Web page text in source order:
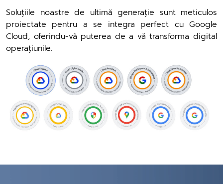
Soluțiile noastre de ultimă generație sunt meticulos
proiectate pentru a se integra perfect cu Google
Cloud, oferindu-vă puterea de a vă transforma digital
operațiunile.